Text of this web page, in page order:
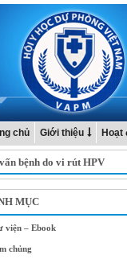
chủ Giới thiệu Hoạt
bệnh do vi rút HPV
MỤC
viện – Ebook
chủng